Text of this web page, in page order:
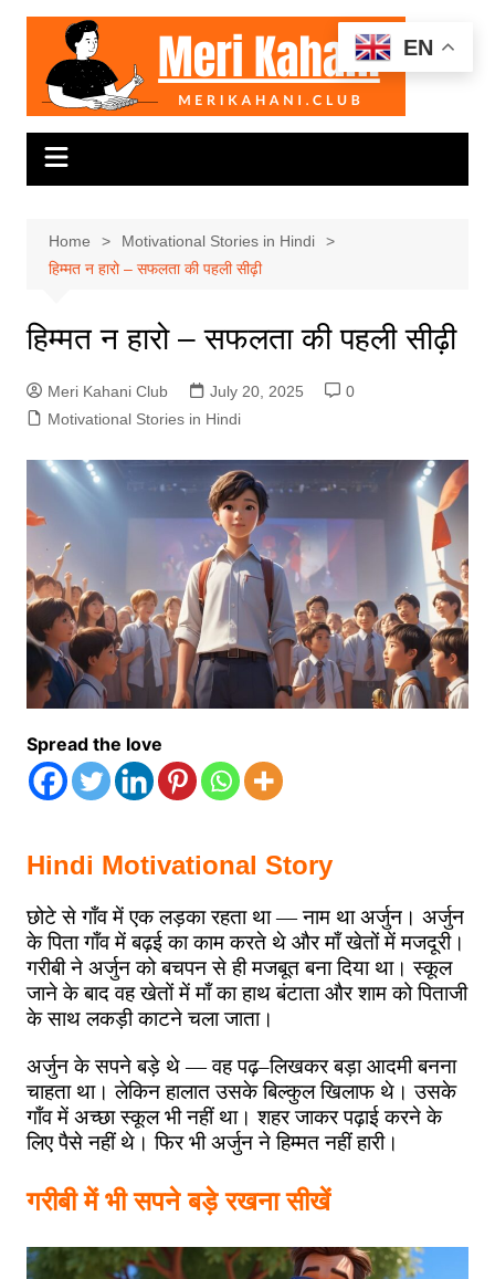
Skip
content
Home
Motivational Stories in Hindi
हिम्मत न हारो – सफलता की पहली सीढ़ी
हिम्मत न हारो – सफलता की पहली सीढ़ी
Meri Kahani Club July 20, 2025
0
Motivational Stories in Hindi
Spread the love
Hindi Motivational Story
छोटे से गाँव में एक लड़का रहता था—नाम था अर्जुन। अर्जुन
के पिता गाँव में बढ़ई का काम करते थे और माँ खेतों में मजदूरी।
गरीबी ने अर्जुन को बचपन से ही मजबूत बना दिया था। स्कूल
जाने के बाद वह खेतों में माँ का हाथ बंटाता और शाम को पिताजी
के साथ लकड़ी काटने चला जाता।
अर्जुन के सपने बड़े थे—वह पढ़–लिखकर बड़ा आदमी बनना
चाहता था। लेकिन हालात उसके बिल्कुल खिलाफ थे। उसके
गाँव में अच्छा स्कूल भी नहीं था। शहर जाकर पढ़ाई करने के
लिए पैसे नहीं थे। फिर भी अर्जुन ने हिम्मत नहीं हारी।
गरीबी में भी सपने बड़े रखना सीखें
EN